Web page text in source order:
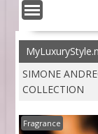
SIMONE
COLLECTION
Fragrance